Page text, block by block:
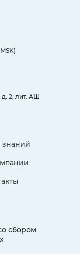
д. 2, лит. АШ
знаний
сбором